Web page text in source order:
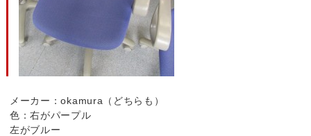
メーカー：okamura（どちらも）
色：右がパープル
左がブルー